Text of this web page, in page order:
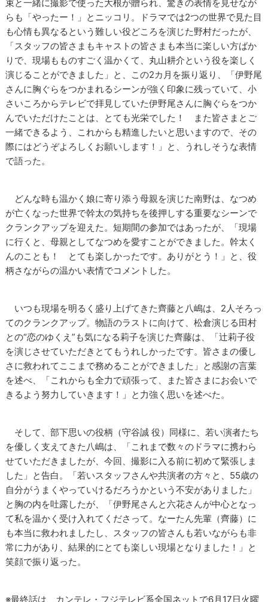
束と一緒に撮影で使った大根が贈られ、驚きの表情を見せなが
らも「やったー！」とニッコリ。ドラマでは2つの世界で見た目
も心情も異なるという難しい役どころを演じた野村だったが、
「スタッフの皆さまもキャストの皆さまも本当に楽しい方ばか
りで、現場もものすごく温かくて、丸山耕介という役を楽しく
演じることができました」と、この2カ月を振り返り、「伊野尾
さんに胸ぐらをつかまれるシーンが強く印象に残っていて、小
さいころからテレビで拝見していた伊野尾さんに胸ぐらをつか
んでいただけたことは、とても光栄でした！ また皆さまとご
一緒できるよう、これからも精進したいと思いますので、その
際にはどうぞよろしくお願いします！」と、うれしそうな表情
で語った。
どんな時も温かく娘に寄り添う母親を演じた南野は、なつめ
が亡くなった世界で幹太の気持ちを後押しする重要なシーンで
クランクアップを迎えた。短期間の参加ではあったが、「現場
に行くと、母親としてなつめを愛すことができました。幹太く
んのことも！ とても楽しかったです。ありがとう！」と、役
柄さながらの温かい表情でコメントした。
いつも現場を明るく盛り上げてきた齊藤と八嶋は、2人そろっ
てのクランクアップ。物語のラストに向けて、松倉演じる田村
との“恋のゆくえ”も気になる莉子を演じた齊藤は、「辻莉子役
を演じさせていただきとてもうれしかったです。皆さまの優し
さに救われてここまで務めることができました」と感謝の言葉
を述べ、「これからも全力で頑張って、また皆さまにお会いで
きるよう努力していきます！」と力強く思いを述べた。
そして、部下思いの役柄（守谷誠 役）同様に、若い演者たち
を優しく支えてきた八嶋は、「これまで数々のドラマに携わら
せていただきましたが、今回、撮影に入る前に初めて緊張しま
した」と告白。「若いスタッフさんや共演者の方々と、55歳の
自分がうまくやっていけるだろうかという不安がありました」
と胸の内を吐露したが、「伊野尾さんと六花さんが中心となっ
て私を温かく受け入れてくださって。なーたん先輩（齊藤）に
も本当に救われましたし、スタッフの皆さんも若いながらも非
常に力があり、結果的にとても楽しい現場となりました！」と
笑顔で振り返った。
※最終話は、カンテレ・フジテレビ系全国ネットで6月17日火曜